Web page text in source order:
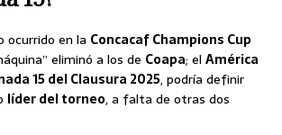
ocurrido en la Concacaf Champions Cup
eliminó a los de Coapa; el América
15 del Clausura 2025, podría definir
líder del torneo, a falta de otras dos